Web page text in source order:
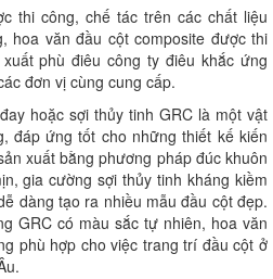
thi công, chế tác trên các chất liệu
hoa văn đầu cột composite được thi
phù điêu công ty điêu khắc ứng
đơn vị cùng cung cấp.
hoặc sợi thủy tinh GRC là một vật
đáp ứng tốt cho những thiết kế kiến
xuất bằng phương pháp đúc khuôn
gia cường sợi thủy tinh kháng kiềm
dàng tạo ra nhiều mẫu đầu cột đẹp.
GRC có màu sắc tự nhiên, hoa văn
phù hợp cho việc trang trí đầu cột ở